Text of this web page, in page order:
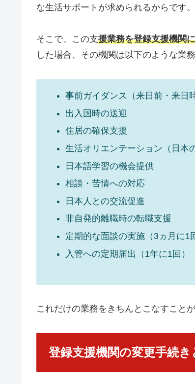
な生活サポートが求められるからです。
そこで、この支援業務を登録支援機関
した場合、その機関は以下のような業
事前ガイダンス（来日前・来日
出入国時の送迎
住居の確保支援
生活オリエンテーション（日本
日本語学習の機会提供
相談・苦情への対応
日本人との交流促進
非自発的離職時の転職支援
定期的な面談の実施（3ヵ月に1
入管への定期届出（1年に1回）
これだけの業務をきちんとこなすこと
登録支援機関の変更手続き